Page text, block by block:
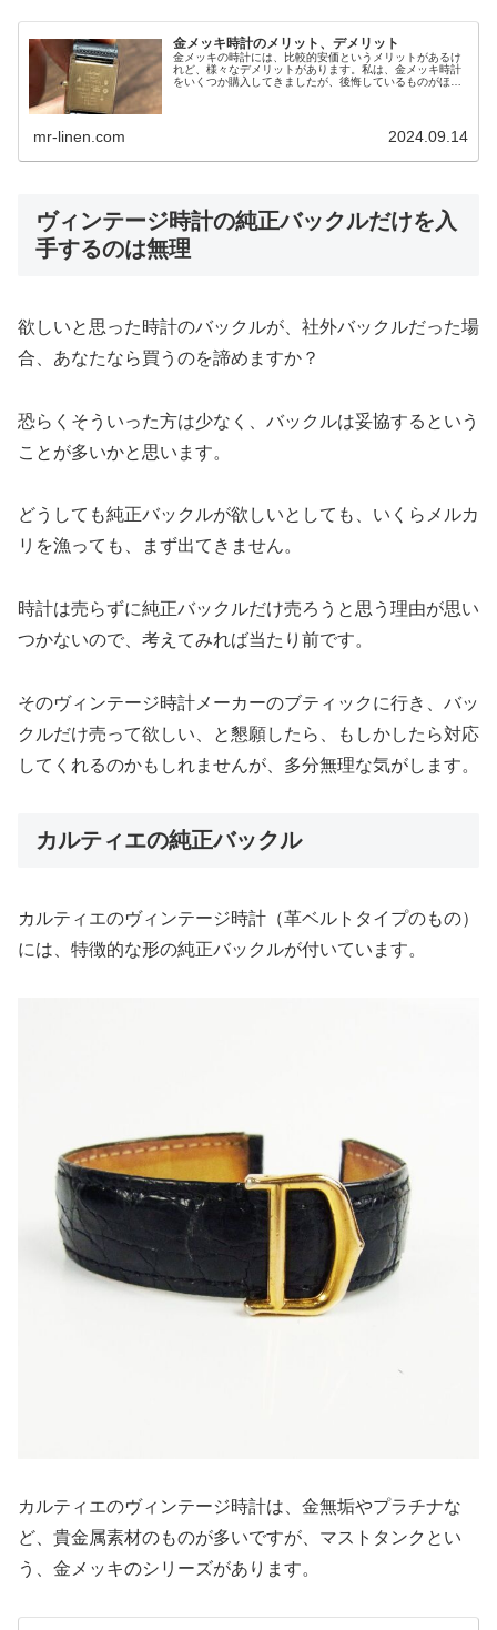
金メッキ時計のメリット、デメリット
金メッキの時計には、比較的安価というメリットがあるけ
れど、様々なデメリットがあります。私は、金メッキ時計
をいくつか購入してきましたが、後悔しているものがほと
mr-linen.com 2024.09.14
ヴィンテージ時計の純正バックルだけを入
手するのは無理
欲しいと思った時計のバックルが、社外バックルだった場
合、あなたなら買うのを諦めますか？
恐らくそういった方は少なく、バックルは妥協するという
ことが多いかと思います。
どうしても純正バックルが欲しいとしても、いくらメルカ
リを漁っても、まず出てきません。
時計は売らずに純正バックルだけ売ろうと思う理由が思い
つかないので、考えてみれば当たり前です。
そのヴィンテージ時計メーカーのブティックに行き、バッ
クルだけ売って欲しい、と懇願したら、もしかしたら対応
してくれるのかもしれませんが、多分無理な気がします。
カルティエの純正バックル
カルティエのヴィンテージ時計（革ベルトタイプのもの）
には、特徴的な形の純正バックルが付いています。
カルティエのヴィンテージ時計は、金無垢やプラチナな
ど、貴金属素材のものが多いですが、マストタンクとい
う、金メッキのシリーズがあります。